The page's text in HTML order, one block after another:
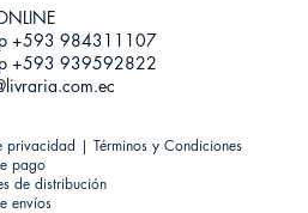
+593 984311107
+593 939592822
privacidad | Términos y Condiciones
pago
de distribución
envíos